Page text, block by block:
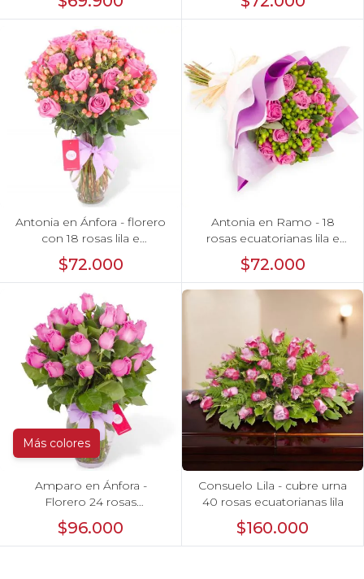
Antonia en Ánfora - florero
con 18 rosas lila e
hypericum
$72.000
Antonia en Ramo - 18
rosas ecuatorianas lila e
hypericum
$72.000
Más colores
Amparo en Ánfora -
Florero 24 rosas
ecuatorianas lila
$96.000
Consuelo Lila - cubre urna
40 rosas ecuatorianas lila
$160.000